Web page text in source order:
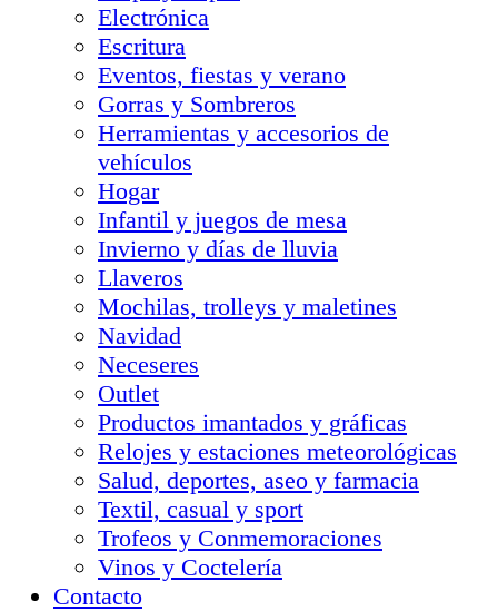
Electrónica
Escritura
Eventos, fiestas y verano
Gorras y Sombreros
Herramientas y accesorios de
vehículos
Hogar
Infantil y juegos de mesa
Invierno y días de lluvia
Llaveros
Mochilas, trolleys y maletines
Navidad
Neceseres
Outlet
Productos imantados y gráficas
Relojes y estaciones meteorológicas
Salud, deportes, aseo y farmacia
Textil, casual y sport
Trofeos y Conmemoraciones
Vinos y Coctelería
Contacto